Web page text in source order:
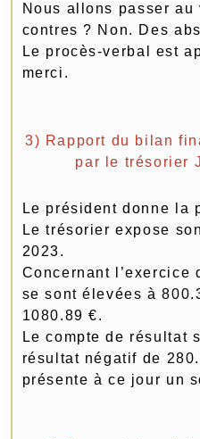
Nous allons passer
contres ? Non. Des
Le procès-verbal est
merci.
3) Rapport du bilan
par le trésorier
Le président donne la
Le trésorier expose
2023.
Concernant l’exercice
se sont élevées à
1080.89 €.
Le compte de résultat
résultat négatif de
présente à ce jour un